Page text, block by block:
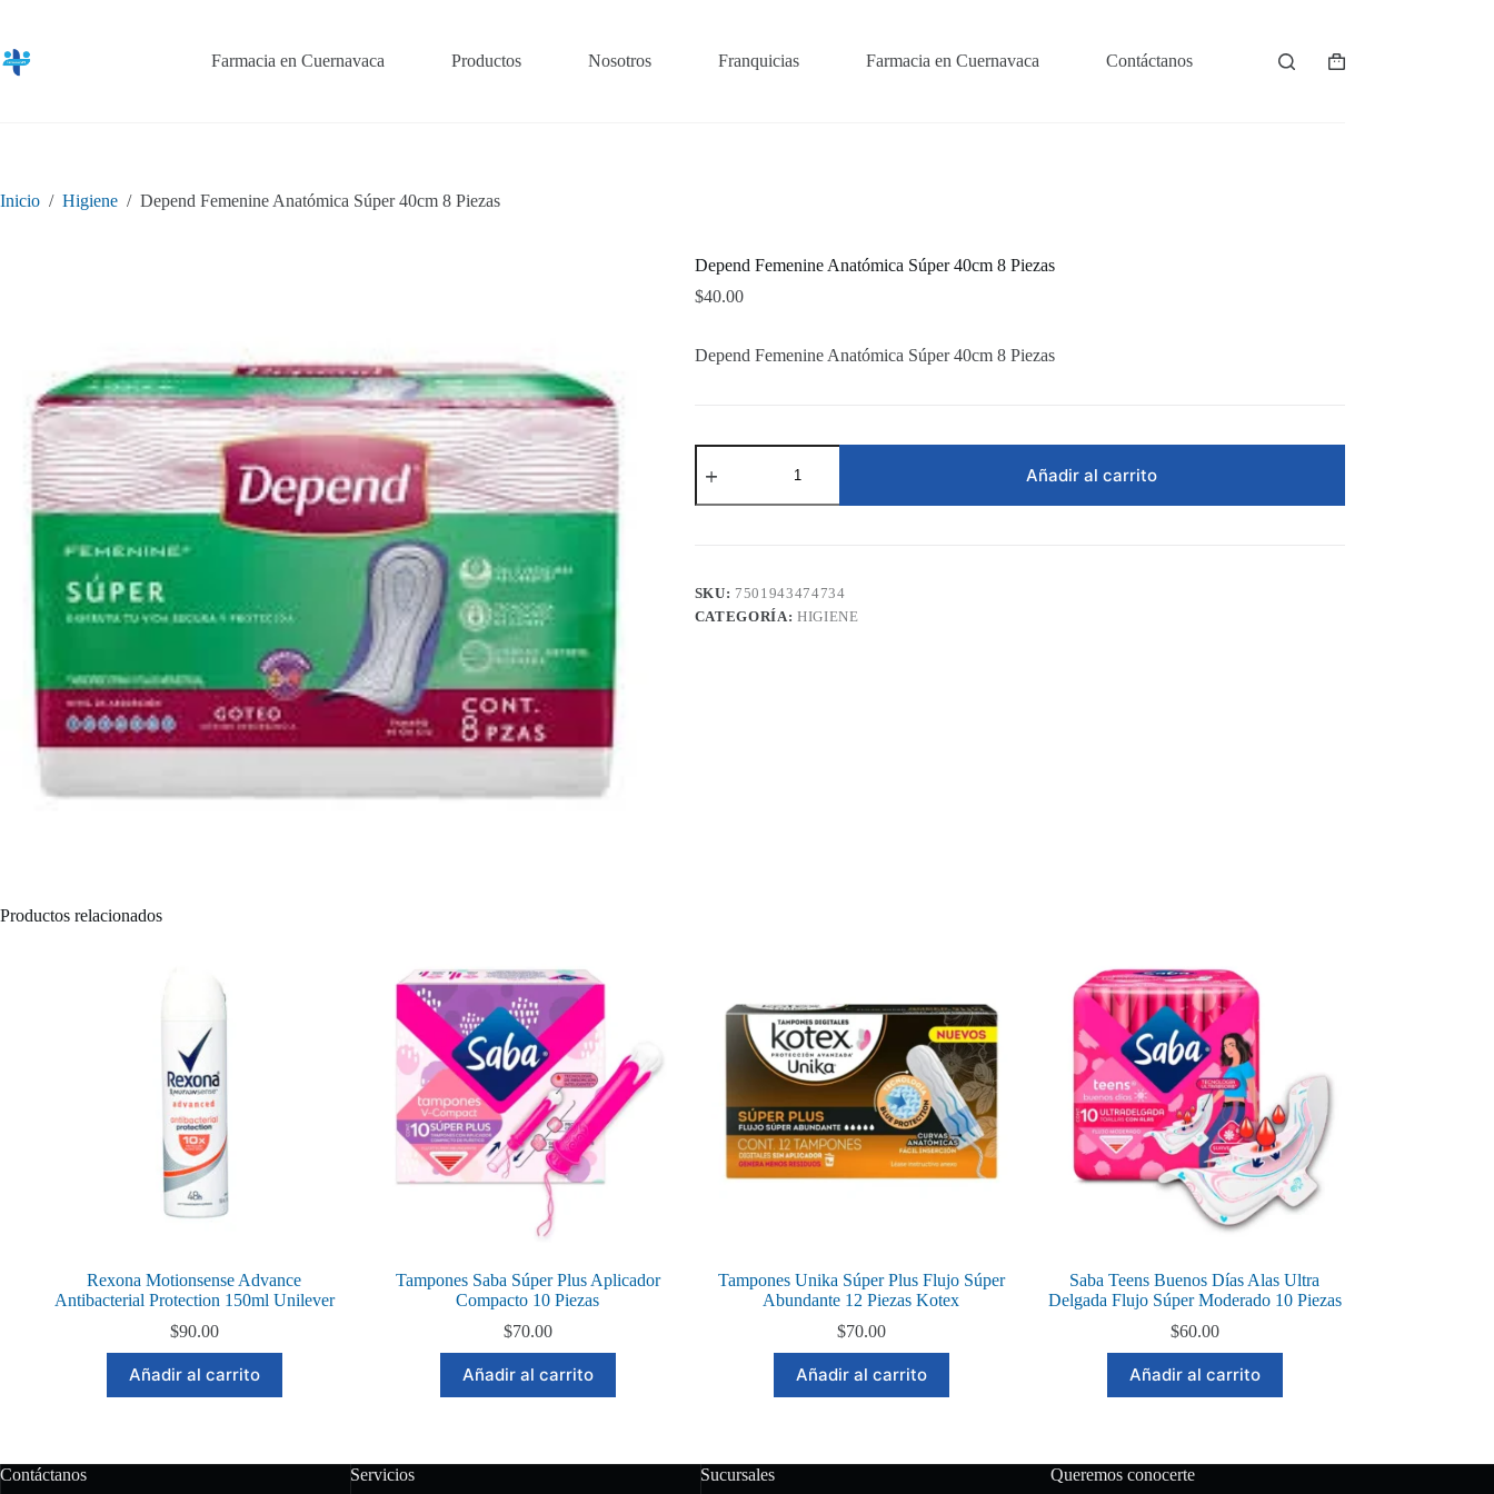
contenido
Farmacia en Cuernavaca Productos Nosotros Franquicias Farmacia en Cuernavaca Contáctanos
Shopping
Inicio / Higiene / Depend Femenine Anatómica Súper 40cm 8 Piezas
Depend Femenine Anatómica Súper 40cm 8 Piezas
$40.00
Depend Femenine Anatómica Súper 40cm 8 Piezas
Depend
Femenine
Súper
cantidad
Añadir al carrito
SKU: 7501943474734
CATEGORÍA: HIGIENE
Productos relacionados
Rexona Motionsense Advance
Antibacterial Protection 150ml Unilever
$90.00
Añadir al carrito
Tampones Saba Súper Plus Aplicador
Compacto 10 Piezas
$70.00
Añadir al carrito
Tampones Unika Súper Plus Flujo Súper
Abundante 12 Piezas Kotex
$70.00
Añadir al carrito
Saba Teens Buenos Días Alas Ultra
Delgada Flujo Súper Moderado 10 Piezas
$60.00
Añadir al carrito
Contáctanos Servicios Sucursales Queremos conocerte